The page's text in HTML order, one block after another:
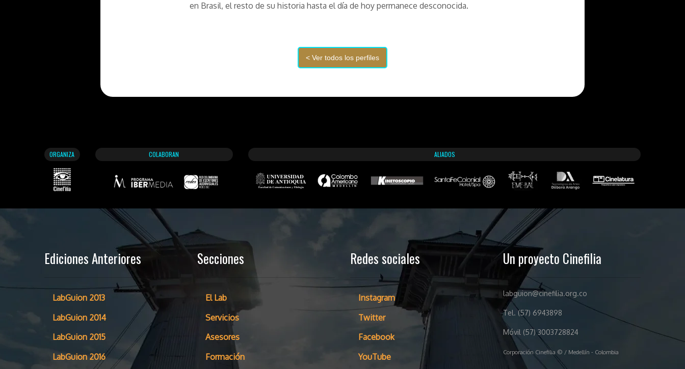
en Brasil, el resto de su historia hasta el día de hoy permanece desconocida.
ORGANIZA COLABORAN ALIADOS
Ediciones Anteriores
LabGuion 2013
LabGuion 2014
LabGuion 2015
LabGuion 2016
Secciones
El Lab
Servicios
Asesores
Formación
Redes sociales
Instagram
Twitter
Facebook
YouTube
Un proyecto Cinefilia
labguion@cinefilia.org.co
Tel. (57) 6943898
Móvil (57) 3003728824
Corporación Cinefilia © / Medellín - Colombia